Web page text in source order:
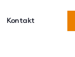
Kontakt